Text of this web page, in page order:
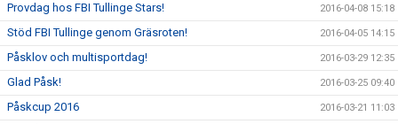
Provdag hos FBI Tullinge Stars! 2016-04-08 15:18
Stöd FBI Tullinge genom Gräsroten! 2016-04-05 14:15
Påsklov och multisportdag! 2016-03-29 12:35
Glad Påsk! 2016-03-25 09:40
Påskcup 2016 2016-03-21 11:03